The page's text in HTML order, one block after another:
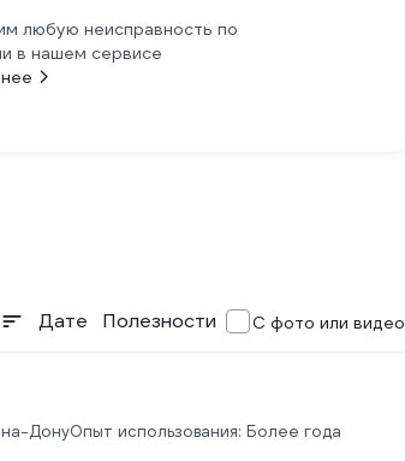
любую неисправность по
в нашем сервисе
Дате Полезности С фото или видео
ДонуОпыт использования: Более года